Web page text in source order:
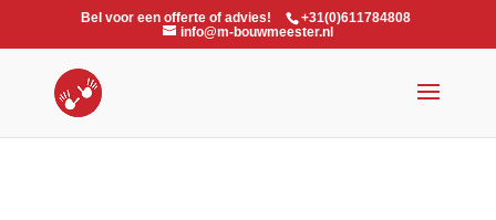
Bel voor een offerte of advies!
+31(0)611784808
info@m-bouwmeester.nl